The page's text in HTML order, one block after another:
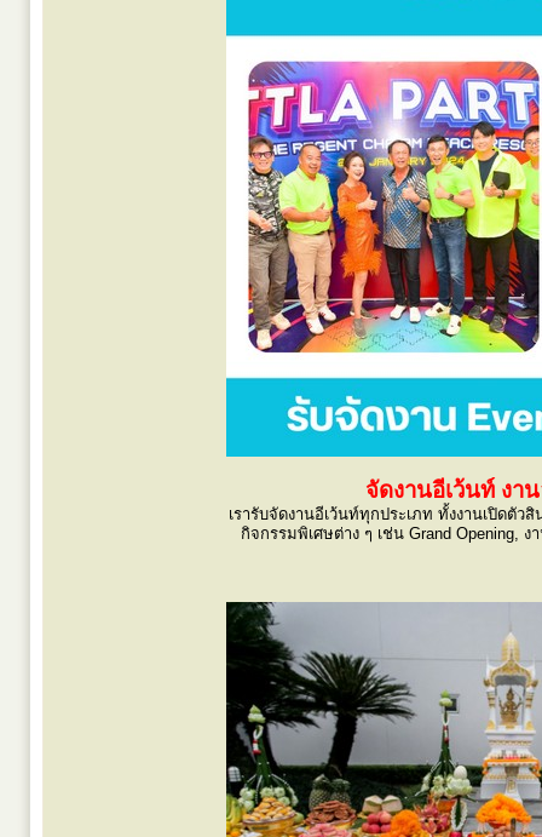
จัดงานอีเว้นท์ งา
เรารับจัดงานอีเว้นท์ทุกประเภท ทั้งงานเปิดตั
กิจกรรมพิเศษต่าง ๆ เช่น Grand Opening,